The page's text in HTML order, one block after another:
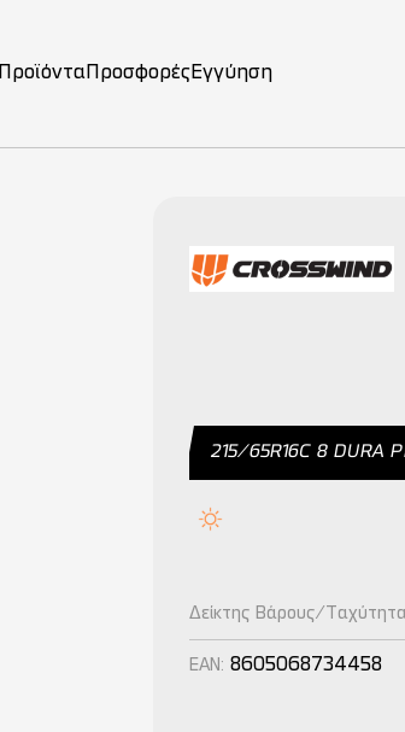
Προϊόντα Προσφορές Εγγύηση
215/65R16C 8 DURA
Δείκτης Βάρους/
EAN: 8605068734458